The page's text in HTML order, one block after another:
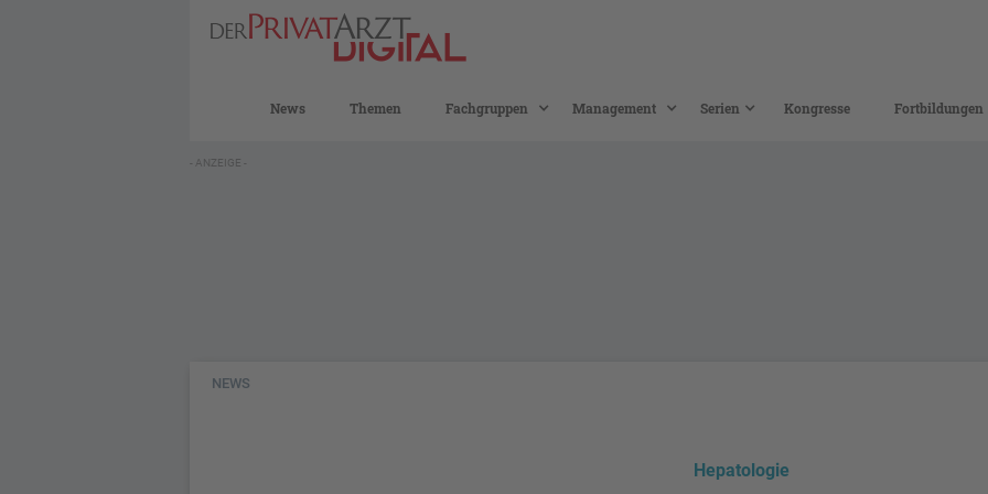
News Themen Fachgruppen Management Serien Kongresse Fortbildungen
- ANZEIGE -
NEWS
Hepatologie